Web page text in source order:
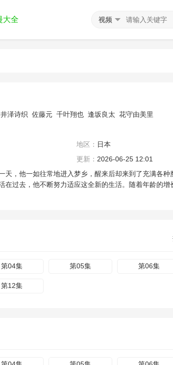
大全 视频
井泽诗织 佐藤元 千叶翔也 逢坂良太 花守由美里
地区： 日本
更新： 2026-06-25 12:01
，他一如往常地进入梦乡，醒来后却来到了充满各种
在过去，他不断努力适应这全新的生活。随着年龄的
第04集 第05集 第06集
第12集